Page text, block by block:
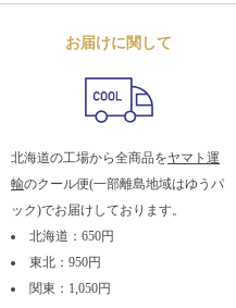
お届けに関して
北海道の工場から全商品をヤマト運
輸のクール便(一部離島地域はゆうパ
ック)でお届けしております。
北海道：650円
東北：950円
関東：1,050円